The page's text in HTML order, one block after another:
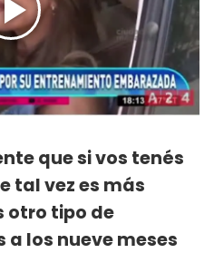
que si vos tenés
tal vez es más
otro tipo de
los nueve meses